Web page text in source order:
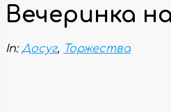
Вечеринка
In: Досуг, Торжества